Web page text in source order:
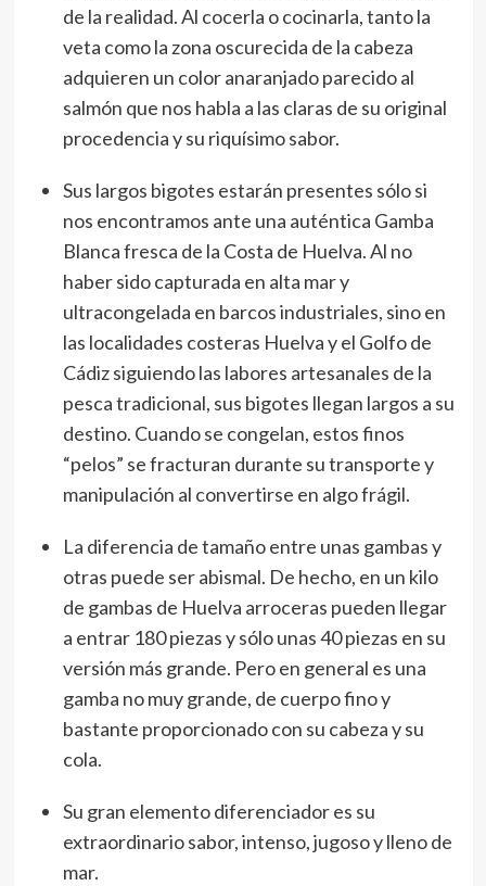
de la realidad. Al cocerla o cocinarla, tanto la
veta como la zona oscurecida de la cabeza
adquieren un color anaranjado parecido al
salmón que nos habla a las claras de su original
procedencia y su riquísimo sabor.
Sus largos bigotes estarán presentes sólo si
nos encontramos ante una auténtica Gamba
Blanca fresca de la Costa de Huelva. Al no
haber sido capturada en alta mar y
ultracongelada en barcos industriales, sino en
las localidades costeras Huelva y el Golfo de
Cádiz siguiendo las labores artesanales de la
pesca tradicional, sus bigotes llegan largos a su
destino. Cuando se congelan, estos finos
“pelos” se fracturan durante su transporte y
manipulación al convertirse en algo frágil.
La diferencia de tamaño entre unas gambas y
otras puede ser abismal. De hecho, en un kilo
de gambas de Huelva arroceras pueden llegar
a entrar 180 piezas y sólo unas 40 piezas en su
versión más grande. Pero en general es una
gamba no muy grande, de cuerpo fino y
bastante proporcionado con su cabeza y su
cola.
Su gran elemento diferenciador es su
extraordinario sabor, intenso, jugoso y lleno de
mar.